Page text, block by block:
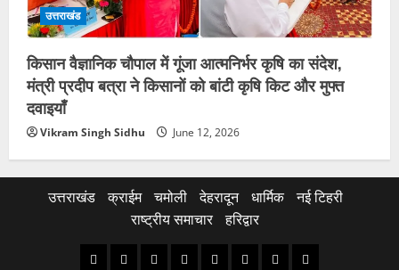
उत्तराखंड
किसान वैज्ञानिक चौपाल में गूंजा आत्मनिर्भर कृषि का संदेश,
मंत्री प्रदीप बत्रा ने किसानों को बांटी कृषि किट और मुफ्त
दवाइयाँ
Vikram Singh Sidhu June 12, 2026
उत्तराखंड क्राईम चमोली देहरादून धार्मिक
नई टिहरी
राष्ट्रीय समाचार
हरिद्वार
उत्तराखंडक्राईमचमोलीदेहरादूनधार्मिकनई राष्ट्रीयहरिद्वार